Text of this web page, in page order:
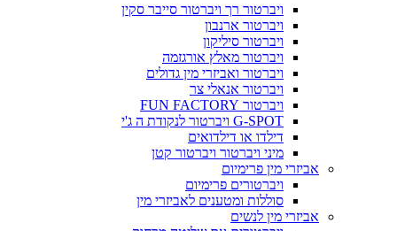
ויברטור רך ויברטור סייבר סקין
ויברטור ארנבון
ויברטור סיליקון
ויברטור מאלץ אורגזמה
ויברטור ואביזרי מין גדולים
ויברטור אנאלי צר
ויברטור FUN FACTORY
G-SPOT ויברטור לנקודת ה ג'י
דילדו או דילדואים
מיני ויברטור ויברטור קטן
אביזרי מין פרימיום
ויברטורים פרימיום
סוללות ומטענים לאביזרי מין
אביזרי מין לנשים